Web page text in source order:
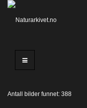
Antall bilder funnet: 388